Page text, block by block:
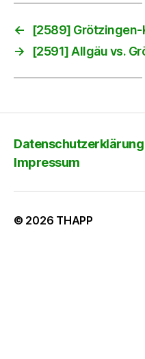
←
[2589]
→
[2591] Allgäu vs.
Datenschutzerklärung
Impressum
© 2026 THAPP